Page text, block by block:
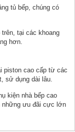
tủ bếp, chúng có
tại các khoang
hơn.
piston cao cấp từ các
sử dụng dài lâu.
kiện nhà bếp cao
những ưu đãi cực lớn